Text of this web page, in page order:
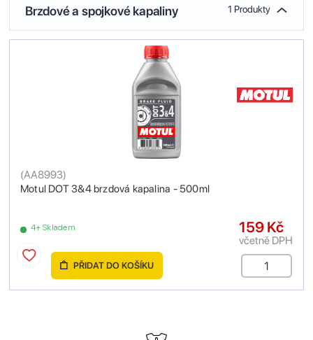
Brzdové a spojkové kapaliny 1 Produkty
Motul DOT 3&4 brzdová kapalina - 500ml
(AA8993)
4+ Skladem 159 Kč
včetně DPH
PŘIDAT DO KOŠÍKU